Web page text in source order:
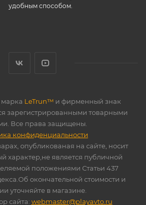
удобным способом.
марка LeTrun™ и фирменный знак
зарегистрированными товарными
Все права защищены.
конфиденциальности
опубликованая на сайте, носит
характер,не является публичной
положениями Статьи 437
окончательной стоимости и
уточняйте в магазине.
сайта: webmaster@playavto.ru